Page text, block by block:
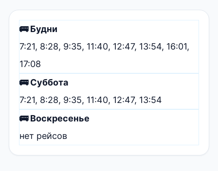
🚌 Будни
7:21, 8:28, 9:35, 11:40, 12:47, 13:54, 16:01,
17:08
🚌 Суббота
7:21, 8:28, 9:35, 11:40, 12:47, 13:54
🚌 Воскресенье
нет рейсов